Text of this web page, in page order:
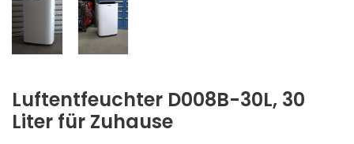
Luftentfeuchter D008B-30L, 30
Liter für Zuhause